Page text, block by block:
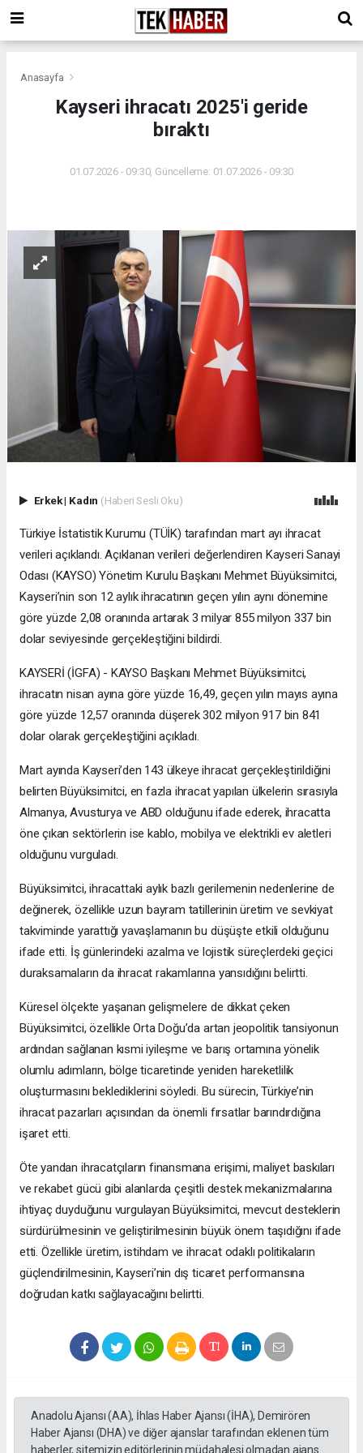
Anasayfa
Kayseri ihracatı 2025'i geride
bıraktı
01.07.2026 - 09:30, Güncelleme: 01.07.2026 - 09:30
Erkek| Kadın (Haberi Sesli Oku)
Türkiye İstatistik Kurumu (TÜİK) tarafından mart ayı ihracat
verileri açıklandı. Açıklanan verileri değerlendiren Kayseri Sanayi
Odası (KAYSO) Yönetim Kurulu Başkanı Mehmet Büyüksimitci,
Kayseri’nin son 12 aylık ihracatının geçen yılın aynı dönemine
göre yüzde 2,08 oranında artarak 3 milyar 855 milyon 337 bin
dolar seviyesinde gerçekleştiğini bildirdi.
KAYSERİ (İGFA) - KAYSO Başkanı Mehmet Büyüksimitci,
ihracatın nisan ayına göre yüzde 16,49, geçen yılın mayıs ayına
göre yüzde 12,57 oranında düşerek 302 milyon 917 bin 841
dolar olarak gerçekleştiğini açıkladı.
Mart ayında Kayseri’den 143 ülkeye ihracat gerçekleştirildiğini
belirten Büyüksimitci, en fazla ihracat yapılan ülkelerin sırasıyla
Almanya, Avusturya ve ABD olduğunu ifade ederek, ihracatta
öne çıkan sektörlerin ise kablo, mobilya ve elektrikli ev aletleri
olduğunu vurguladı.
Büyüksimitci, ihracattaki aylık bazlı gerilemenin nedenlerine de
değinerek, özellikle uzun bayram tatillerinin üretim ve sevkiyat
takviminde yarattığı yavaşlamanın bu düşüşte etkili olduğunu
ifade etti. İş günlerindeki azalma ve lojistik süreçlerdeki geçici
duraksamaların da ihracat rakamlarına yansıdığını belirtti.
Küresel ölçekte yaşanan gelişmelere de dikkat çeken
Büyüksimitci, özellikle Orta Doğu’da artan jeopolitik tansiyonun
ardından sağlanan kısmi iyileşme ve barış ortamına yönelik
olumlu adımların, bölge ticaretinde yeniden hareketlilik
oluşturmasını beklediklerini söyledi. Bu sürecin, Türkiye’nin
ihracat pazarları açısından da önemli fırsatlar barındırdığına
işaret etti.
Öte yandan ihracatçıların finansmana erişimi, maliyet baskıları
ve rekabet gücü gibi alanlarda çeşitli destek mekanizmalarına
ihtiyaç duyduğunu vurgulayan Büyüksimitci, mevcut desteklerin
sürdürülmesinin ve geliştirilmesinin büyük önem taşıdığını ifade
etti. Özellikle üretim, istihdam ve ihracat odaklı politikaların
güçlendirilmesinin, Kayseri’nin dış ticaret performansına
doğrudan katkı sağlayacağını belirtti.
Anadolu Ajansı (AA), İhlas Haber Ajansı (İHA), Demirören
Haber Ajansı (DHA) ve diğer ajanslar tarafından eklenen tüm
haberler, sitemizin editörlerinin müdahalesi olmadan ajans